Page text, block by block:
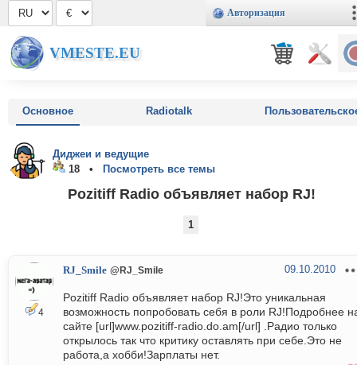
Авторизация
VMESTE.EU
Основное Radiotalk
Диджеи и ведущие
18 •
Посмотреть все темы
Pozitiff Radio объявляет набор RJ!
1
4
RJ_Smile @RJ_Smile 09.10.2010
Pozitiff Radio объявляет набор RJ!Это уникальная
возможность попробовать себя в роли RJ!Подробнее
сайте [url]www.pozitiff-radio.do.am[/url] .Радио только
открылось так что критику оставлять при себе.Это не
работа,а хобби!Зарплаты нет.